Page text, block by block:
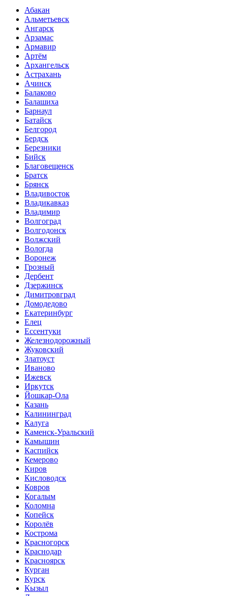
Абакан
Альметьевск
Ангарск
Арзамас
Армавир
Артём
Архангельск
Астрахань
Ачинск
Балаково
Балашиха
Барнаул
Батайск
Белгород
Бердск
Березники
Бийск
Благовещенск
Братск
Брянск
Владивосток
Владикавказ
Владимир
Волгоград
Волгодонск
Волжский
Вологда
Воронеж
Грозный
Дербент
Дзержинск
Димитровград
Домодедово
Екатеринбург
Елец
Ессентуки
Железнодорожный
Жуковский
Златоуст
Иваново
Ижевск
Иркутск
Йошкар-Ола
Казань
Калининград
Калуга
Каменск-Уральский
Камышин
Каспийск
Кемерово
Киров
Кисловодск
Ковров
Когалым
Коломна
Копейск
Королёв
Кострома
Красногорск
Краснодар
Красноярск
Курган
Курск
Кызыл